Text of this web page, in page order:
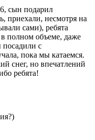
сын подарил
приехали, несмотря на
сами), ребята
в полном объеме, даже
с
пока мы катаемся.
снег, но впечатлений
ребята!